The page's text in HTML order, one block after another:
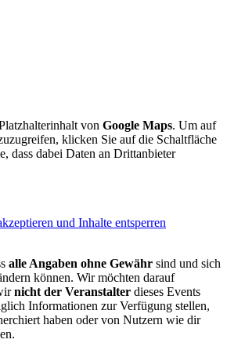
von Google Maps. Um auf
klicken Sie auf die Schaltfläche
dass dabei Daten an Drittanbieter
und Inhalte entsperren
alle Angaben ohne Gewähr sind und sich
können. Wir möchten darauf
nicht der Veranstalter dieses Events
Informationen zur Verfügung stellen,
haben oder von Nutzern wie dir